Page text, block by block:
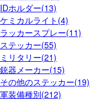
IDホルダー(13)
ケミカルライト(4)
ラッカースプレー(11)
ステッカー(55)
ミリタリー(21)
銃器メーカー(15)
その他のステッカー(19)
軍装備種別(212)